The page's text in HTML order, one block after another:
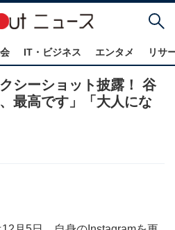
IT・ビジネス エンタメ リサ
シーショット披露！ 谷
最高です」「大人にな